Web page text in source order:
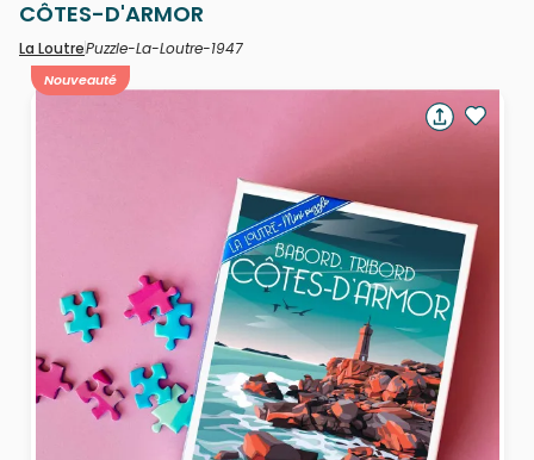
CÔTES-D'ARMOR
La LoutrePuzzle-La-Loutre-1947
Nouveauté